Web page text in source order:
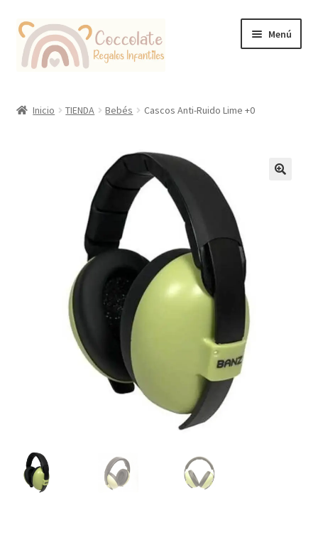
Ir
la
Ir
contenido
Menú
Inicio TIENDA Bebés Cascos Anti-Ruido Lime +0